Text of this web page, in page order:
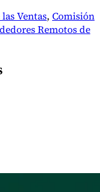
Ventas, Comisión
Remotos de